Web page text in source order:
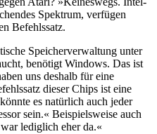
Spektrum, verfügen
Befehlssatz.
Speicherverwaltung unter
benötigt Windows. Das ist
uns deshalb für eine
dieser Chips ist eine
es natürlich auch jeder
sein.« Beispielsweise auch
lediglich eher da.«